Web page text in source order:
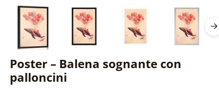
Poster – Balena sognante con
palloncini